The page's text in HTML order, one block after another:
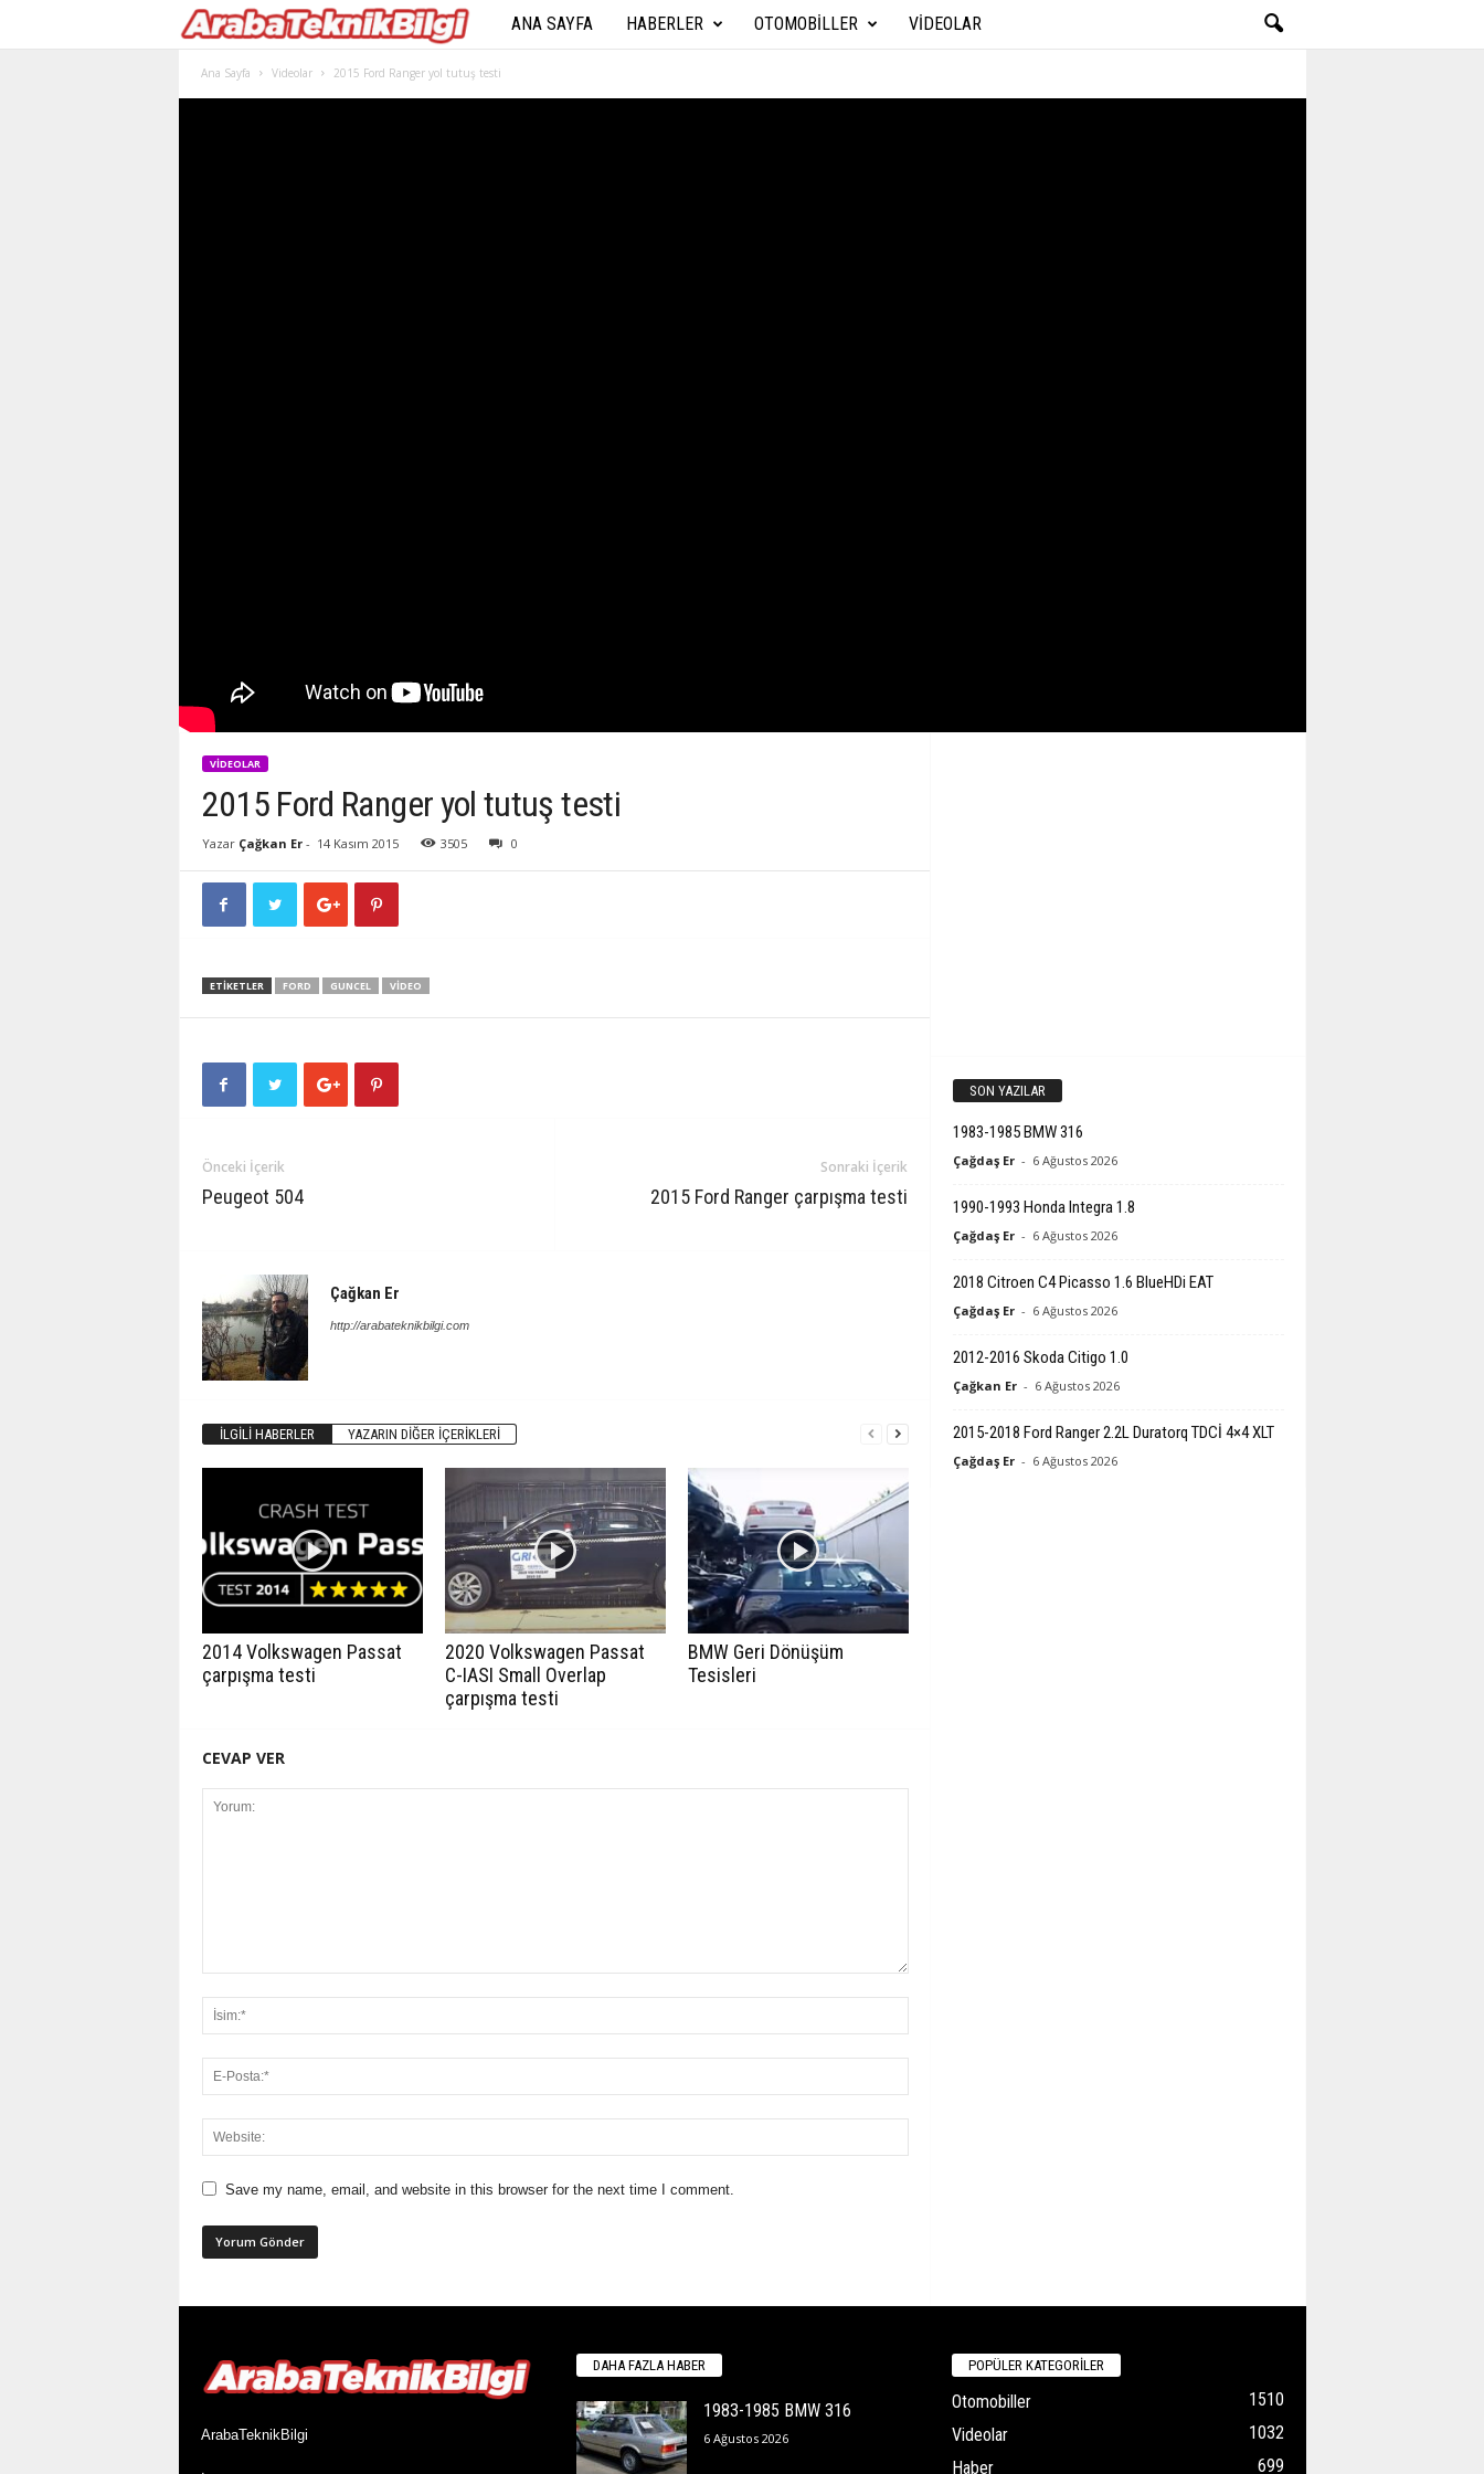
r
ANA SAYFA HABERLER OTOMOBILLER VIDEOLAR
Ana Sayfa Videolar 2015 Ford Ranger yol tutuş testi
VIDEOLAR
2015 Ford Ranger yol tutuş testi
Yazar Çağkan Er- 14 Kasım 2015 3505 0
ETIKETLER FORD GUNCEL VIDEO
Önceki İçerik
Peugeot 504
Sonraki İçerik
2015 Ford Ranger çarpışma testi
Çağkan Er
http://arabateknikbilgi.com
İLGILI HABERLER YAZARIN DIĞER İÇERIKLERI
2014 Volkswagen Passat
çarpışma testi
2020 Volkswagen Passat
C-IASI Small Overlap
çarpışma testi
BMW Geri Dönüşüm
Tesisleri
CEVAP VER
Save my name, email, and website in this browser for the next time I comment.
SON YAZILAR
1983-1985 BMW 316
Çağdaş Er - 6 Ağustos 2026
1990-1993 Honda Integra 1.8
Çağdaş Er - 6 Ağustos 2026
2018 Citroen C4 Picasso 1.6 BlueHDi EAT
Çağdaş Er - 6 Ağustos 2026
2012-2016 Skoda Citigo 1.0
Çağkan Er - 6 Ağustos 2026
2015-2018 Ford Ranger 2.2L Duratorq TDCİ 4×4 XLT
Çağdaş Er - 6 Ağustos 2026
ArabaTeknikBilgi
DAHA FAZLA HABER
1983-1985 BMW 316
6 Ağustos 2026
POPÜLER KATEGORİLER
Otomobiller
1510
Videolar
1032
Haber
699